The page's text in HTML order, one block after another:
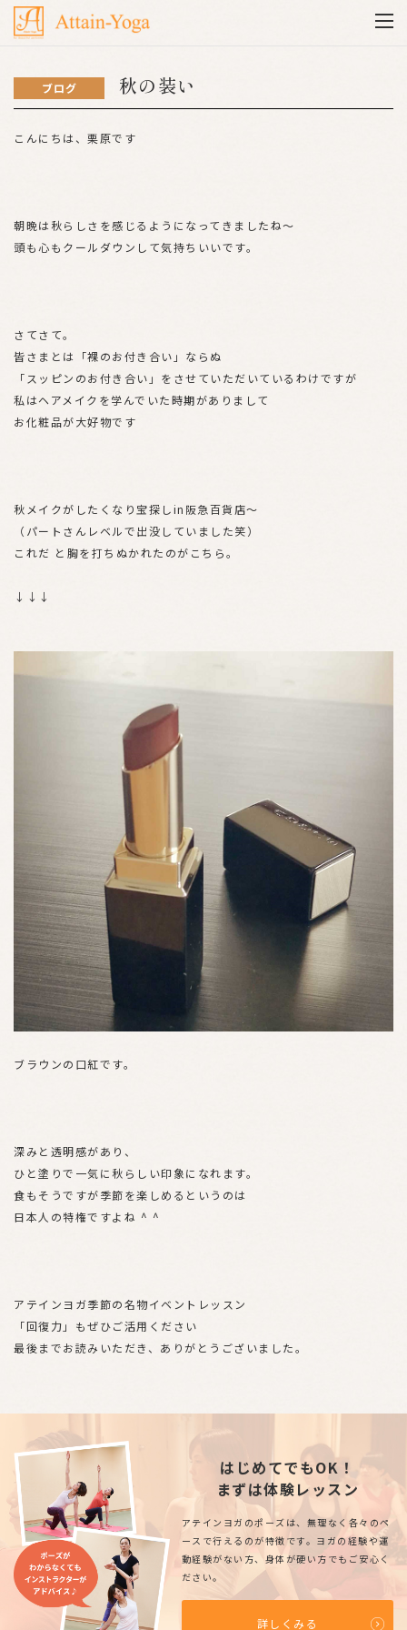
ブログ 秋の装い
こんにちは、栗原です
朝晩は秋らしさを感じるようになってきましたね～
頭も心もクールダウンして気持ちいいです。
さてさて。
皆さまとは「裸のお付き合い」ならぬ
「スッピンのお付き合い」をさせていただいているわけですが
私はヘアメイクを学んでいた時期がありまして
お化粧品が大好物です
秋メイクがしたくなり宝探しin阪急百貨店～
（パートさんレベルで出没していました笑）
これだ と胸を打ちぬかれたのがこちら。
↓↓↓
ブラウンの口紅です。
深みと透明感があり、
ひと塗りで一気に秋らしい印象になれます。
食もそうですが季節を楽しめるというのは
日本人の特権ですよね ^ ^
アテインヨガ季節の名物イベントレッスン
「回復力」もぜひご活用ください
最後までお読みいただき、ありがとうございました。
はじめてでもOK！
まずは体験レッスン
アテインヨガのポーズは、無理なく各々のペ
ースで行えるのが特徴です。ヨガの経験や運
動経験がない方、身体が硬い方でもご安心く
ださい。
詳しくみる